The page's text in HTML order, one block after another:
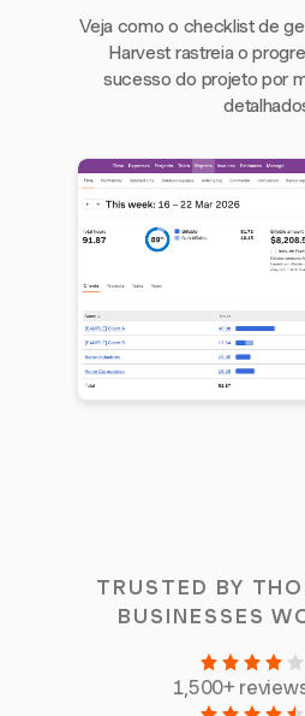
Veja como o checklist de
Harvest rastreia o
sucesso do projeto por
TRUSTED BY
BUSINESSES
1,500+